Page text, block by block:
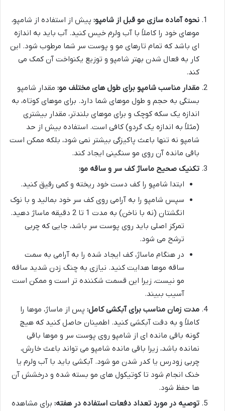
نحوه آماده سازی مو قبل از شامپو: پیش از استفاده از شامپو،
موهای خود را کاملاً با آب ولرم خیس کنید. آب باید به اندازه
ای باشد که تمام تارهای مو و پوست سر شما مرطوب شود. این
کار به فعال شدن بهتر شامپو و توزیع یکنواخت آن کمک می
کند.
مقدار مناسب شامپو برای طول های مختلف مو: مقدار شامپو
بستگی به حجم و طول موهای شما دارد. برای موهای کوتاه، به
اندازه یک سکه کوچک و برای موهای بلندتر، مقدار بیشتری
(مثلاً به اندازه یک گردو) کافی است. استفاده بیش از حد
شامپو نه تنها باعث پاکیزگی بیشتر نمی شود، بلکه ممکن است
باقی مانده آن روی مو سنگینی ایجاد کند.
تکنیک صحیح ماساژ کف سر و ساقه مو:
ابتدا شامپو را کف دست خود ریخته و کمی رقیق کنید.
سپس شامپو را به آرامی روی کف سر خود بمالید و با نوک
انگشتان (نه با ناخن) به مدت 1 تا 2 دقیقه ماساژ دهید.
تمرکز اصلی باید روی پوست سر باشد، جایی که چربی
ترشح می شود.
در هنگام ماساژ، کف ایجاد شده را به آرامی به سمت
ساقه موها هدایت کنید. نیازی به چنگ زدن شدید ساقه
مو نیست، زیرا این قسمت شکننده تر است و ممکن است
آسیب ببیند.
مدت زمان مناسب برای آبکشی کامل: پس از ماساژ، موها را
کاملاً و به دقت آبکشی کنید. اطمینان حاصل کنید که هیچ
گونه باقی مانده ای از شامپو روی پوست سر و موها باقی
نمانده باشد، زیرا باقی مانده شامپو می تواند باعث خارش،
چربی زودرس یا کدر شدن مو شود. آبکشی باید با آب ولرم یا
خنک انجام شود تا کوتیکول های مو بسته شده و درخشش آن
ها حفظ شود.
توصیه در مورد تعداد دفعات استفاده در هفته: برای مشاهده